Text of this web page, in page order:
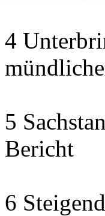
4
5
Bericht
6